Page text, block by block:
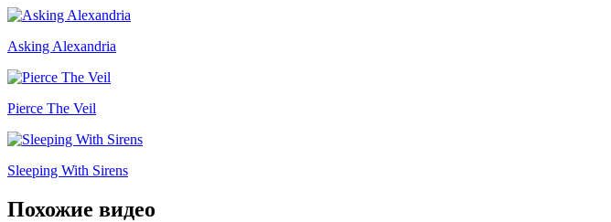
Asking Alexandria
Pierce The Veil
Sleeping With Sirens
Похожие видео